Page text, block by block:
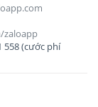
zaloapp
558 (cước phí